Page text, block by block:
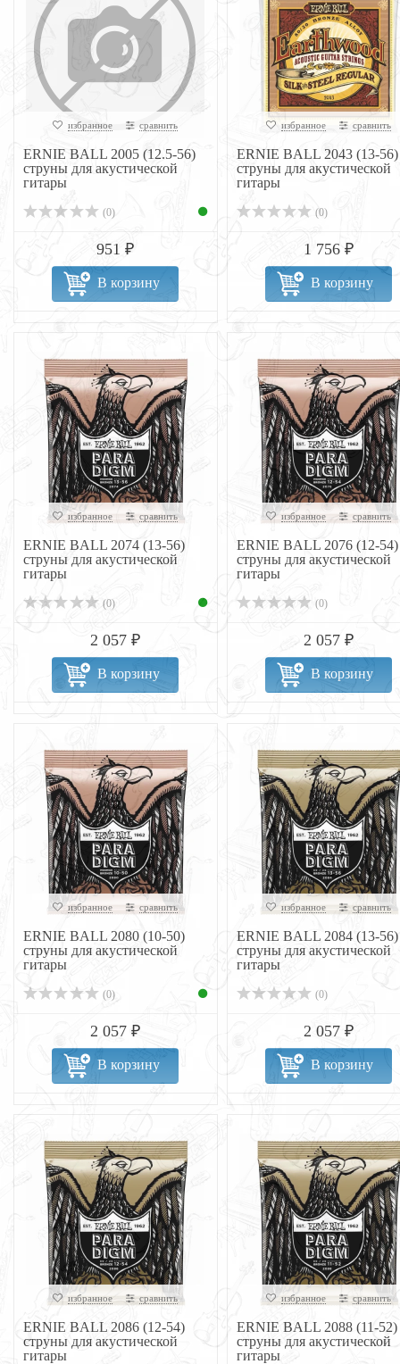
избранное сравнить
ERNIE BALL 2005 (12.5-56)
струны для акустической
гитары
(0)
951 ₽
В корзину
избранное сравнить
ERNIE BALL 2043 (13-56)
струны для акустической
гитары
(0)
1 756 ₽
В корзину
избранное сравнить
ERNIE BALL 2074 (13-56)
струны для акустической
гитары
(0)
2 057 ₽
В корзину
избранное сравнить
ERNIE BALL 2076 (12-54)
струны для акустической
гитары
(0)
2 057 ₽
В корзину
избранное сравнить
ERNIE BALL 2080 (10-50)
струны для акустической
гитары
(0)
2 057 ₽
В корзину
избранное сравнить
ERNIE BALL 2084 (13-56)
струны для акустической
гитары
(0)
2 057 ₽
В корзину
избранное сравнить
ERNIE BALL 2086 (12-54)
струны для акустической
гитары
избранное сравнить
ERNIE BALL 2088 (11-52)
струны для акустической
гитары